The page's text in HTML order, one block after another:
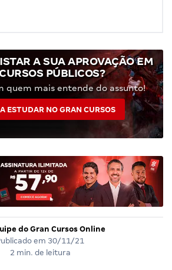
A SUA APROVAÇÃO EM
PÚBLICOS?
quem mais entende do assunto!
ESTUDAR NO GRAN CURSOS
do Gran Cursos Online
em 30/11/21
2 min. de leitura